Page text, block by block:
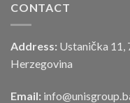
CONTACT
Address: Ustanička 11,
Herzegovina
Email: